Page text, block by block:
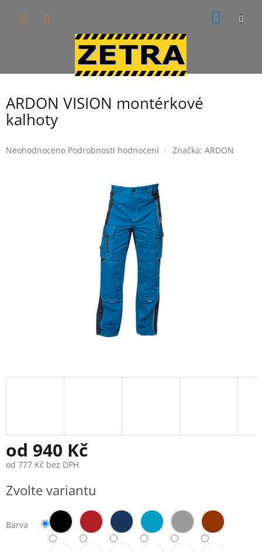
ARDON VISION montérkové
kalhoty
Průměrné
Neohodnoceno Podrobnosti hodnocení Značka: ARDON
od 940 Kč
od 777 Kč bez DPH
cena:
Zvolte variantu
Barva